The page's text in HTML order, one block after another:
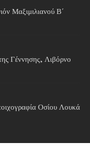
Μαξιμιλιανού Β΄
Γέννησης, Λιβόρνο
Οσίου Λουκά